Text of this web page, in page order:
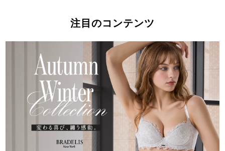
注目のコンテンツ